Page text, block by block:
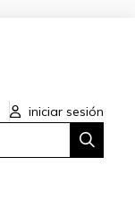
iniciar sesión